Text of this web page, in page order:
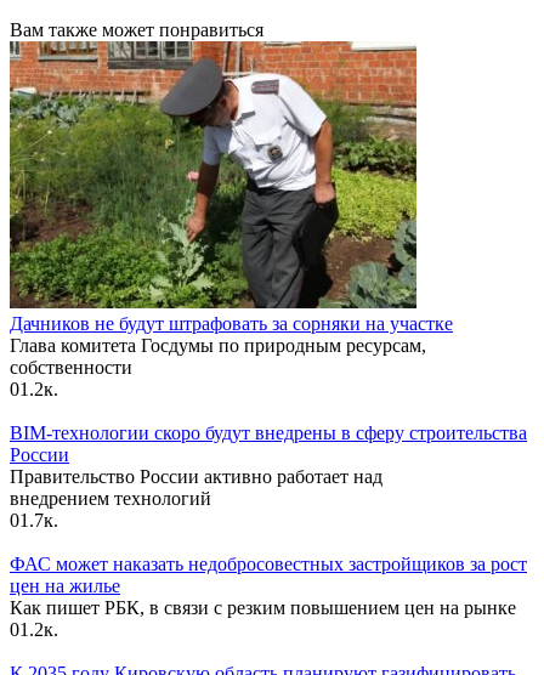
Вам также может понравиться
Дачников не будут штрафовать за сорняки на участке
Глава комитета Госдумы по природным ресурсам,
собственности
01.2к.
BIM-технологии скоро будут внедрены в сферу строительства
России
Правительство России активно работает над
внедрением технологий
01.7к.
ФАС может наказать недобросовестных застройщиков за рост
цен на жилье
Как пишет РБК, в связи с резким повышением цен на рынке
01.2к.